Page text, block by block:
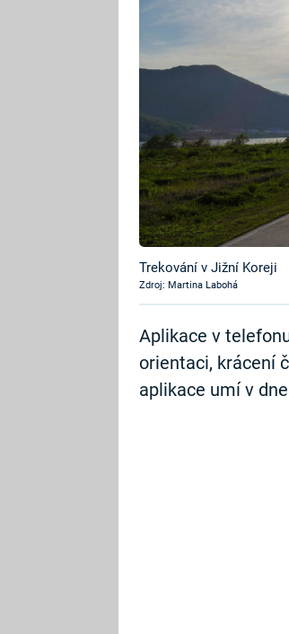
Trekování v Jižní Koreji
Zdroj: Martina Labohá
Aplikace v
orientaci, krácení
aplikace umí v